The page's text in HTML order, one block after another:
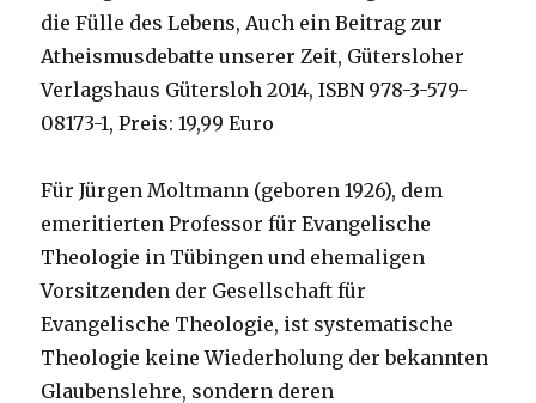
die Fülle des Lebens, Auch ein Beitrag zur
Atheismusdebatte unserer Zeit, Gütersloher
Verlagshaus Gütersloh 2014, ISBN 978-3-579-
08173-1, Preis: 19,99 Euro
Für Jürgen Moltmann (geboren 1926), dem
emeritierten Professor für Evangelische
Theologie in Tübingen und ehemaligen
Vorsitzenden der Gesellschaft für
Evangelische Theologie, ist systematische
Theologie keine Wiederholung der bekannten
Glaubenslehre, sondern deren